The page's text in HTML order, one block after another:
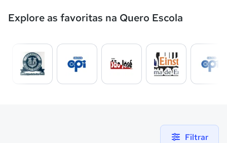
Explore as favoritas na Quero Escola
Filtrar